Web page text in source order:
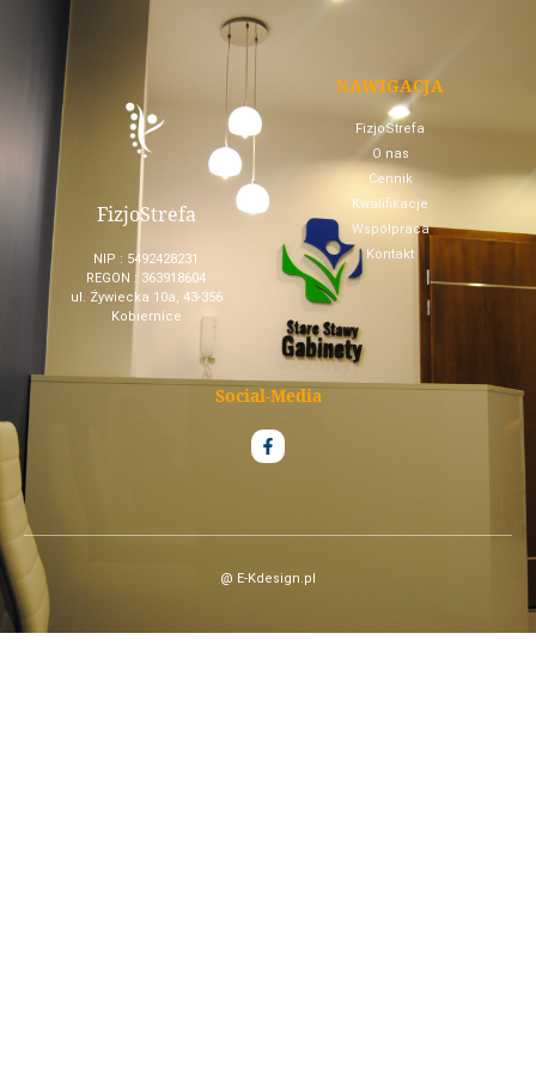
FizjoStrefa
NIP : 5492428231
REGON : 363918604
ul. Żywiecka 10a, 43-356
Kobiernice
NAWIGACJA
FizjoStrefa
O nas
Cennik
Kwalifikacje
Współpraca
Kontakt
Social-Media
@ E-Kdesign.pl